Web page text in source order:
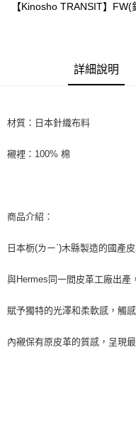
付款後全家取貨
每筆NT$60
宅配
【Kinosho TRANSIT】
詳細說明
材質：日本針織布料
襯裡：100% 棉
商品介紹：
日本栃(ㄌㄧˋ)木縣製造的國產皮
與Hermes同一間皮革工廠出產，
賦予獨特的光澤和柔軟感，觸
內襯保有原皮革的質感，呈現